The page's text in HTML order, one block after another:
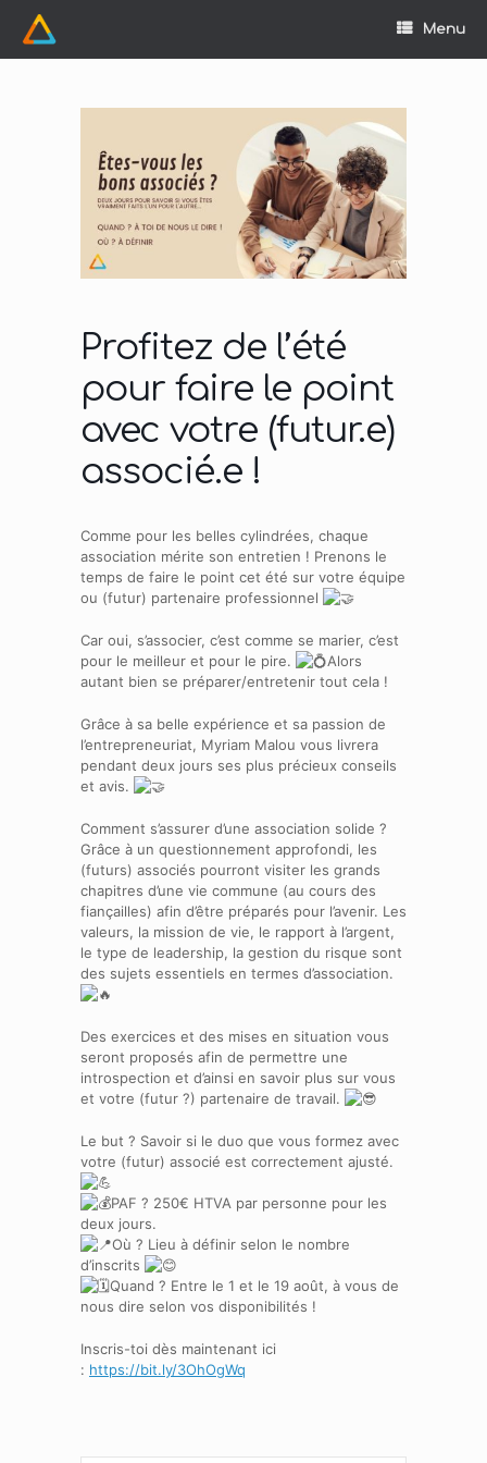
Menu
Profitez de l’été
pour faire le point
avec votre (futur.e)
associé.e !
Comme pour les belles cylindrées, chaque
association mérite son entretien ! Prenons le
temps de faire le point cet été sur votre équipe
ou (futur) partenaire professionnel
Car oui, s’associer, c’est comme se marier, c’est
pour le meilleur et pour le pire.
Alors
autant bien se préparer/entretenir tout cela !
Grâce à sa belle expérience et sa passion de
l’entrepreneuriat, Myriam Malou vous livrera
pendant deux jours ses plus précieux conseils
et avis.
Comment s’assurer d’une association solide ?
Grâce à un questionnement approfondi, les
(futurs) associés pourront visiter les grands
chapitres d’une vie commune (au cours des
fiançailles) afin d’être préparés pour l’avenir. Les
valeurs, la mission de vie, le rapport à l’argent,
le type de leadership, la gestion du risque sont
des sujets essentiels en termes d’association.
Des exercices et des mises en situation vous
seront proposés afin de permettre une
introspection et d’ainsi en savoir plus sur vous
et votre (futur ?) partenaire de travail.
Le but ? Savoir si le duo que vous formez avec
votre (futur) associé est correctement ajusté.
PAF ? 250€ HTVA par personne pour les
deux jours.
Où ? Lieu à définir selon le nombre
d’inscrits
Quand ? Entre le 1 et le 19 août, à vous de
nous dire selon vos disponibilités !
Inscris-toi dès maintenant ici
: https://bit.ly/3OhOgWq